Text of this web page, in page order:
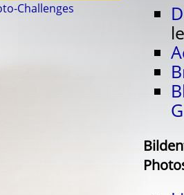
Challenges